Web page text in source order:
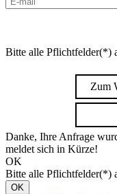
Bitte alle Pflichtfelder(*)
Zum
Danke, Ihre Anfrage
meldet sich in Kürze!
OK
Bitte alle Pflichtfelder(*)
OK